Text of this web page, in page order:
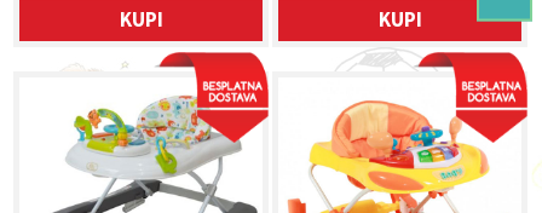
KUPI
KUPI